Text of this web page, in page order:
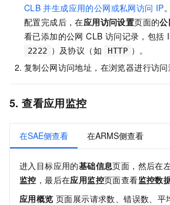
CLB 并生成应用的公网或私网访问 IP。
配置完成后，在应用访问设置页面的
看已添加的公网 CLB 访问记录，包括
2222 ）及协议（如 HTTP ）。
复制公网访问地址，在浏览器进行访问
5. 查看应用监控
在SAE侧查看 在ARMS侧查看
进入目标应用的基础信息页面，然后在
监控 ，最后在应用监控页面查看监控数
应用概览 页面展示请求数、错误数、平